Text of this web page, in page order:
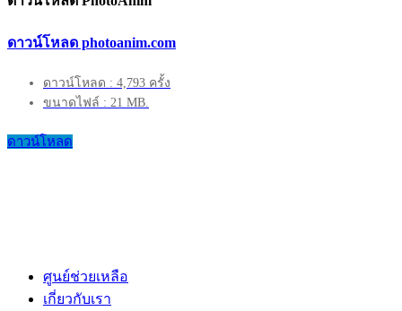
ดาวน์โหลด photoanim.com
ดาวน์โหลด : 4,793 ครั้ง
ขนาดไฟล์ : 21 MB.
ดาวน์โหลด
ศูนย์ช่วยเหลือ
เกี่ยวกับเรา